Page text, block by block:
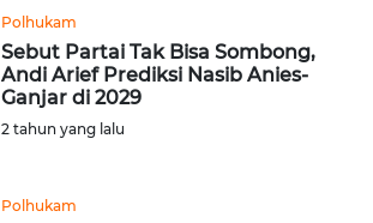
Polhukam
Sebut Partai Tak Bisa Sombong,
Andi Arief Prediksi Nasib Anies-
Ganjar di 2029
2 tahun yang lalu
Polhukam